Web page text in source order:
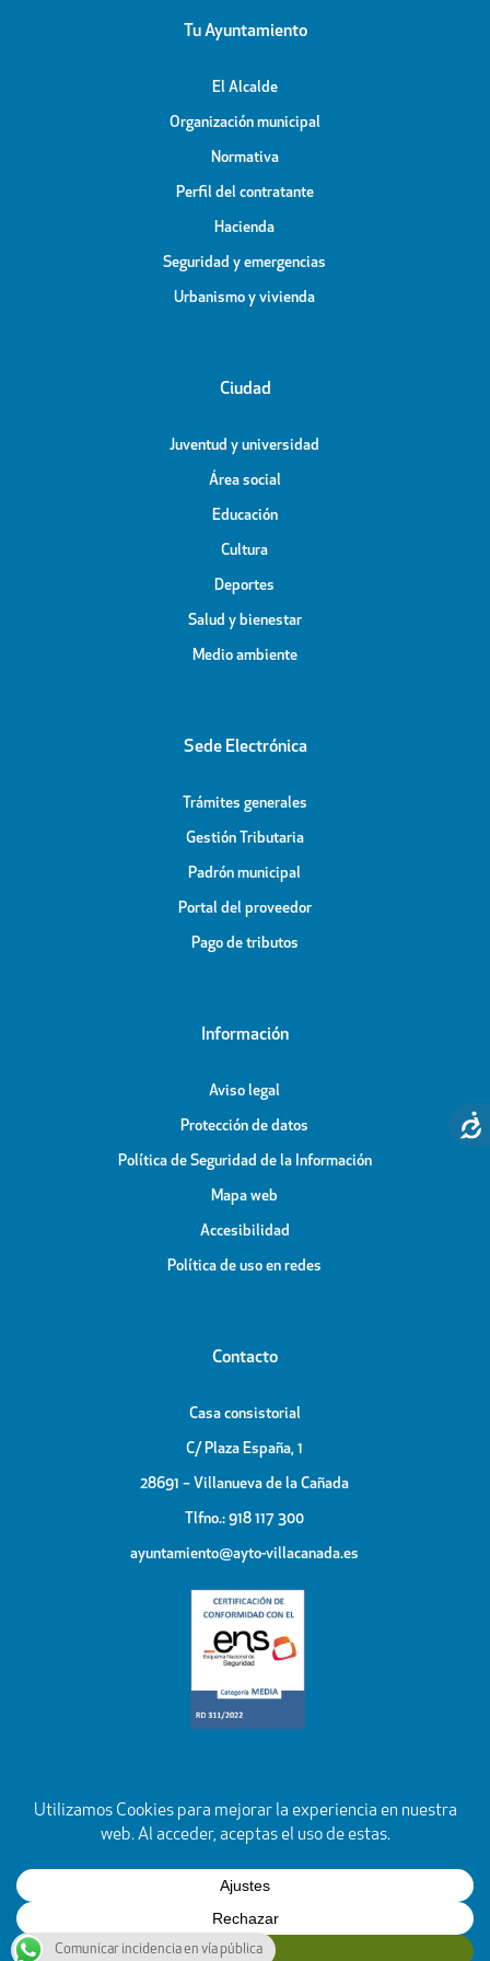
Tu Ayuntamiento
El Alcalde
Organización municipal
Normativa
Perfil del contratante
Hacienda
Seguridad y emergencias
Urbanismo y vivienda
Ciudad
Juventud y universidad
Área social
Educación
Cultura
Deportes
Salud y bienestar
Medio ambiente
Sede Electrónica
Trámites generales
Gestión Tributaria
Padrón municipal
Portal del proveedor
Pago de tributos
Información
Aviso legal
Protección de datos
Política de Seguridad de la Información
Mapa web
Accesibilidad
Política de uso en redes
Contacto
Casa consistorial
C/ Plaza España, 1
28691 – Villanueva de la Cañada
Tlfno.: 918 117 300
ayuntamiento@ayto-villacanada.es
Comunicar incidencia en vía pública